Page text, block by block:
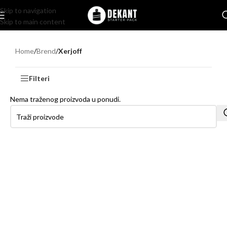
Skip to navigation
Skip to main content
Home/Brend/Xerjoff
Filteri
Nema traženog proizvoda u ponudi.